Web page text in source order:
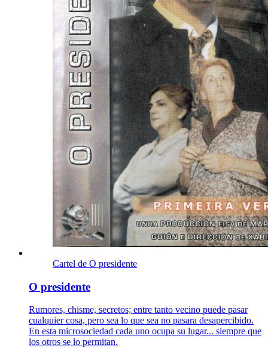
Cartel de O presidente
O presidente
Rumores, chisme, secretos; entre tanto vecino puede pasar
cualquier cosa, pero sea lo que sea no pasara desapercibido.
En esta microsociedad cada uno ocupa su lugar... siempre que
los otros se lo permitan.